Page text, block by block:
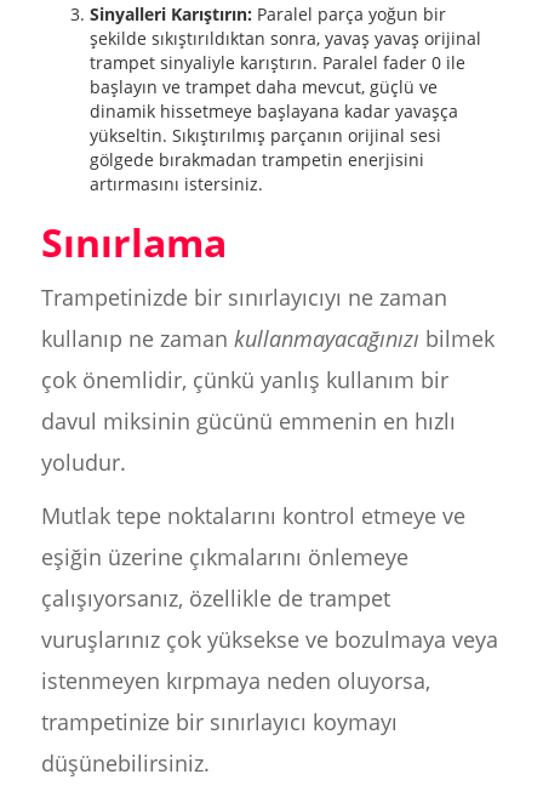
Sinyalleri Karıştırın: Paralel parça yoğun bir
şekilde sıkıştırıldıktan sonra, yavaş yavaş orijinal
trampet sinyaliyle karıştırın. Paralel fader 0 ile
başlayın ve trampet daha mevcut, güçlü ve
dinamik hissetmeye başlayana kadar yavaşça
yükseltin. Sıkıştırılmış parçanın orijinal sesi
gölgede bırakmadan trampetin enerjisini
artırmasını istersiniz.
Sınırlama
Trampetinizde bir sınırlayıcıyı ne zaman
kullanıp ne zaman kullanmayacağınızı bilmek
çok önemlidir, çünkü yanlış kullanım bir
davul miksinin gücünü emmenin en hızlı
yoludur.
Mutlak tepe noktalarını kontrol etmeye ve
eşiğin üzerine çıkmalarını önlemeye
çalışıyorsanız, özellikle de trampet
vuruşlarınız çok yüksekse ve bozulmaya veya
istenmeyen kırpmaya neden oluyorsa,
trampetinize bir sınırlayıcı koymayı
düşünebilirsiniz.